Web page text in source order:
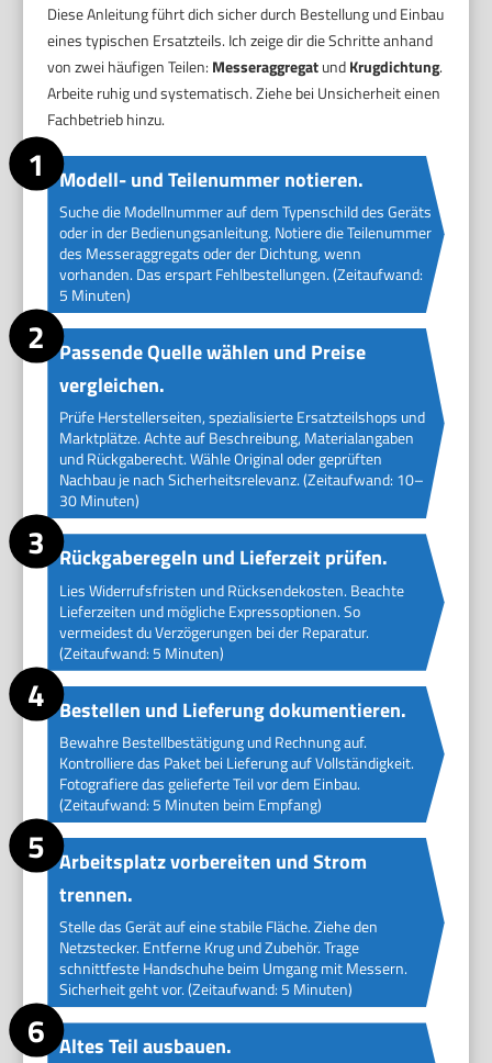
Diese Anleitung führt dich sicher durch Bestellung und Einbau
eines typischen Ersatzteils. Ich zeige dir die Schritte anhand
von zwei häufigen Teilen: MesseraggregatundKrugdichtung.
Arbeite ruhig und systematisch. Ziehe bei Unsicherheit einen
Fachbetrieb hinzu.
Modell- und Teilenummer notieren.
Suche die Modellnummer auf dem Typenschild des Geräts
oder in der Bedienungsanleitung. Notiere die Teilenummer
des Messeraggregats oder der Dichtung, wenn
vorhanden. Das erspart Fehlbestellungen. (Zeitaufwand:
5 Minuten)
Passende Quelle wählen und Preise
vergleichen.
Prüfe Herstellerseiten, spezialisierte Ersatzteilshops und
Marktplätze. Achte auf Beschreibung, Materialangaben
und Rückgaberecht. Wähle Original oder geprüften
Nachbau je nach Sicherheitsrelevanz. (Zeitaufwand: 10–
30 Minuten)
Rückgaberegeln und Lieferzeit prüfen.
Lies Widerrufsfristen und Rücksendekosten. Beachte
Lieferzeiten und mögliche Expressoptionen. So
vermeidest du Verzögerungen bei der Reparatur.
(Zeitaufwand: 5 Minuten)
Bestellen und Lieferung dokumentieren.
Bewahre Bestellbestätigung und Rechnung auf.
Kontrolliere das Paket bei Lieferung auf Vollständigkeit.
Fotografiere das gelieferte Teil vor dem Einbau.
(Zeitaufwand: 5 Minuten beim Empfang)
Arbeitsplatz vorbereiten und Strom
trennen.
Stelle das Gerät auf eine stabile Fläche. Ziehe den
Netzstecker. Entferne Krug und Zubehör. Trage
schnittfeste Handschuhe beim Umgang mit Messern.
Sicherheit geht vor. (Zeitaufwand: 5 Minuten)
Altes Teil ausbauen.